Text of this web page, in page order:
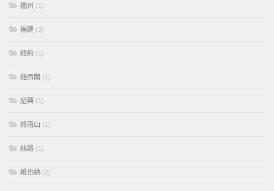
福州 (1)
福建 (3)
紐約 (1)
紐西蘭 (1)
紹興 (1)
終南山 (1)
絲路 (1)
維也納 (2)